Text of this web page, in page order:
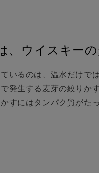
、ウイスキー
いるのは、温水だけで
発生する麦芽の絞りか
すにはタンパク質がた